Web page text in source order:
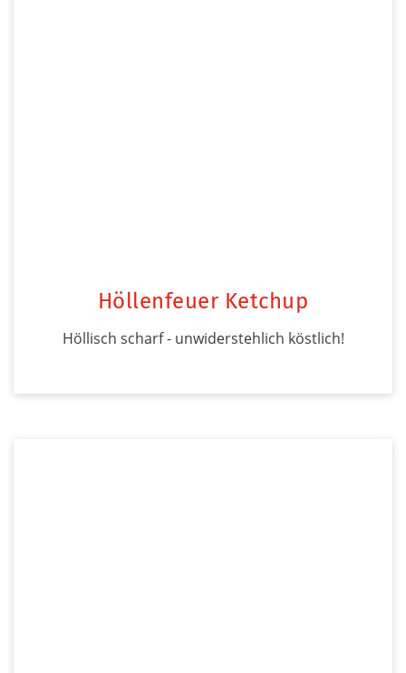
Höllenfeuer Ketchup
Höllisch scharf - unwiderstehlich köstlich!